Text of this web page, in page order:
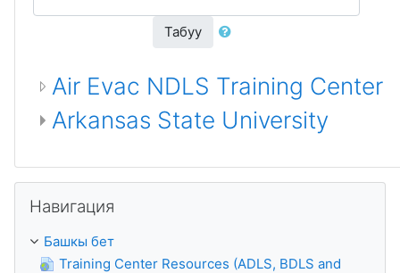
Табуу
Air Evac NDLS Training Center
Arkansas State University
Навигация
Башкы бет
Training Center Resources (ADLS, BDLS and